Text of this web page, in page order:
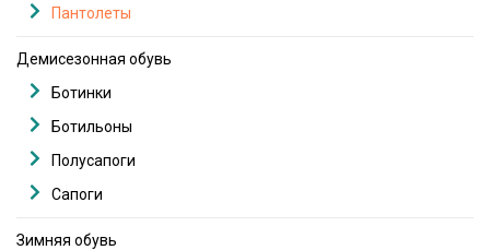
Пантолеты
Демисезонная обувь
Ботинки
Ботильоны
Полусапоги
Сапоги
Зимняя обувь